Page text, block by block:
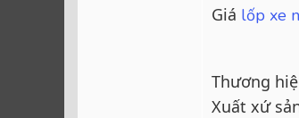
Giá lốp xe
Thương
Xuất xứ